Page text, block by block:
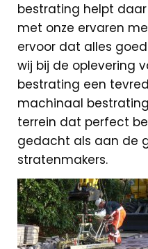
bestrating helpt
met onze ervaren
ervoor dat alles
wij bij de oplevering
bestrating een
machinaal
terrein dat perfect
gedacht als aan de
stratenmakers.